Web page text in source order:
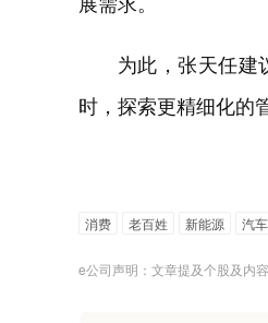
为此，张天任建
时，探索更精细化的
消费 老百姓 新能源 汽车
e公司声明：文章提及个股及内